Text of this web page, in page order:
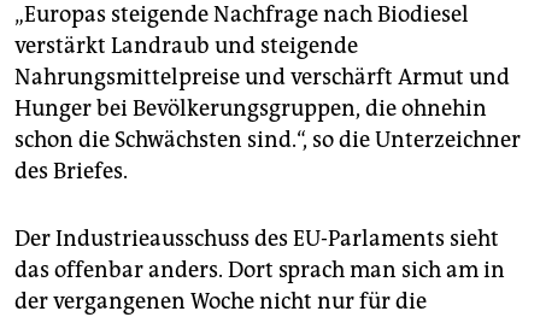
„Europas steigende Nachfrage nach Biodiesel
verstärkt Landraub und steigende
Nahrungsmittelpreise und verschärft Armut und
Hunger bei Bevölkerungsgruppen, die ohnehin
schon die Schwächsten sind.“, so die Unterzeichner
des Briefes.
Der Industrieausschuss des EU-Parlaments sieht
das offenbar anders. Dort sprach man sich am in
der vergangenen Woche nicht nur für die